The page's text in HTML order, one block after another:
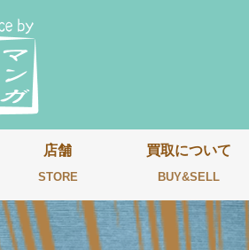
店舗
STORE
買取について
BUY&SELL